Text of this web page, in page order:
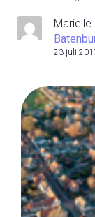
Marielle
23 juli